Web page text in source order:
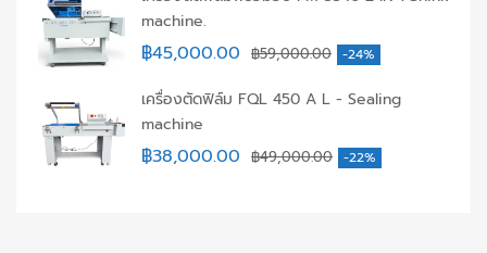
machine.
฿59,000.00
฿45,000.00 -24%
เครื่องตัดฟิล์ม FQL 450 A L - Sealing
machine
฿49,000.00
฿38,000.00 -22%